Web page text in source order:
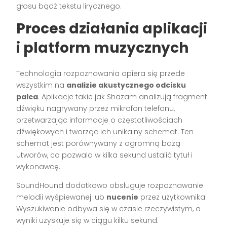
głosu bądź tekstu lirycznego.
Proces działania aplikacji
i platform muzycznych
Technologia rozpoznawania opiera się przede
wszystkim na analizie akustycznego odcisku
palca. Aplikacje takie jak Shazam analizują fragment
dźwięku nagrywany przez mikrofon telefonu,
przetwarzając informacje o częstotliwościach
dźwiękowych i tworząc ich unikalny schemat. Ten
schemat jest porównywany z ogromną bazą
utworów, co pozwala w kilka sekund ustalić tytuł i
wykonawcę.
SoundHound dodatkowo obsługuje rozpoznawanie
melodii wyśpiewanej lub nucenie przez użytkownika.
Wyszukiwanie odbywa się w czasie rzeczywistym, a
wyniki uzyskuje się w ciągu kilku sekund.